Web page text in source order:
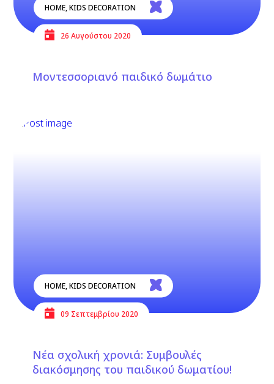
HOME,KIDS DECORATION
26 Αυγούστου 2020
Μοντεσσοριανό παιδικό δωμάτιο
HOME,KIDS DECORATION
09 Σεπτεμβρίου 2020
Νέα σχολική χρονιά: Συμβουλές
διακόσμησης του παιδικού δωματίου!